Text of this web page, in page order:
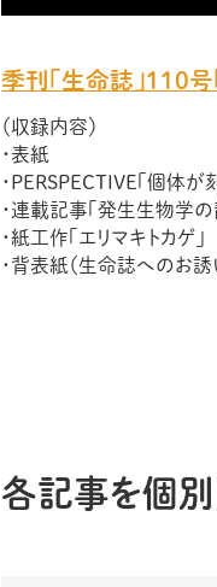
季刊「生命誌」110
（収録内容）
・表紙
・PERSPECTIVE「個体
・連載記事「発生生物学
・紙工作「エリマキトカゲ」
・背表紙（生命誌へのお誘
各記事を個